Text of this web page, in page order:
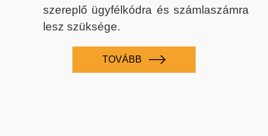
szereplő ügyfélkódra és számlaszámra
lesz szüksége.
TOVÁBB